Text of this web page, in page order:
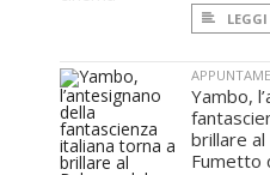
LEGGI
Yambo,
brillare al
Fumetto